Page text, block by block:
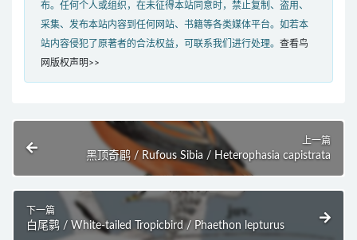
布。任何个人或组织，在未征得本站同意时，禁止复制、盗用、
采集、发布本站内容到任何网站、书籍等各类媒体平台。如若本
站内容侵犯了原著者的合法权益，可联系我们进行处理。 查看鸟
网版权声明>>
上一篇
黑顶奇鹛 / Rufous Sibia / Heterophasia capistrata
下一篇
白尾鹲 / White-tailed Tropicbird / Phaethon lepturus